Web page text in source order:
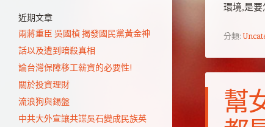
環境,是要
分類:
幫
近期文章
兩蔣重臣 吳國楨 揭發國民黨黃金神
話以及遭到暗殺真相
論台灣保障移工薪資的必要性!
關於投資理財
流浪狗與錫盤
中共大外宣讓共諜吳石變成民族英